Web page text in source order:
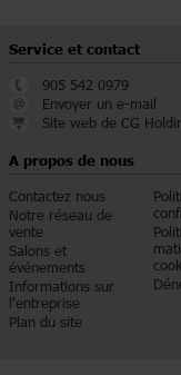
Service et contact
905 542 0979
Envoyer un e-mail
Site web de CG
A propos de nous
Contactez nous
Notre réseau de
vente
Salons et
événements
Informations sur
l'entreprise
Plan du site